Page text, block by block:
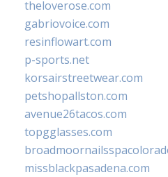
theloverose.com
gabriovoice.com
resinflowart.com
p-sports.net
korsairstreetwear.com
petshopallston.com
avenue26tacos.com
topgglasses.com
missblackpasadena.com